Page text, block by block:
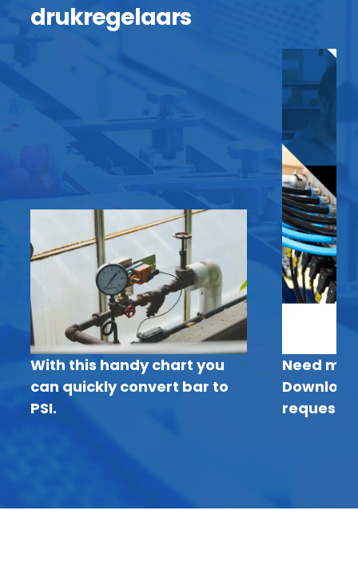
drukregelaars
With this handy chart you
can quickly convert bar to
PSI.
Need
request